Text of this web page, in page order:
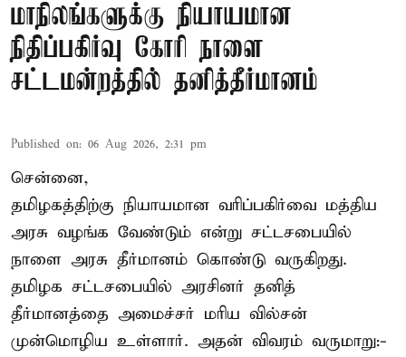
மாநிலங்களுக்கு நியாயமான
நிதிப்பகிர்வு கோரி நாளை
சட்டமன்றத்தில் தனித்தீர்மானம்
Published on: 06 Aug 2026, 2:31 pm
சென்னை,
தமிழகத்திற்கு நியாயமான வரிப்பகிர்வை மத்திய
அரசு வழங்க வேண்டும் என்று சட்டசபையில்
நாளை அரசு தீர்மானம் கொண்டு வருகிறது.
தமிழக சட்டசபையில் அரசினர் தனித்
தீர்மானத்தை அமைச்சர் மரிய வில்சன்
முன்மொழிய உள்ளார். அதன் விவரம் வருமாறு:-